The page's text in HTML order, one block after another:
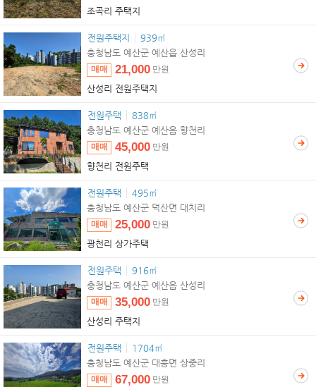
조곡리 주택지
전원주택지 939㎡
산성리 전원주택지
매매 21,000 만원
충청남도 예산군 예산읍 산성리
전원주택 838㎡
향천리 전원주택
매매 45,000 만원
충청남도 예산군 예산읍 향천리
전원주택 495㎡
광천리 상가주택
매매 25,000 만원
충청남도 예산군 덕산면 대치리
전원주택 916㎡
산성리 주택지
매매 35,000 만원
충청남도 예산군 예산읍 산성리
전원주택 1704㎡
매매 67,000 만원
충청남도 예산군 대흥면 상중리